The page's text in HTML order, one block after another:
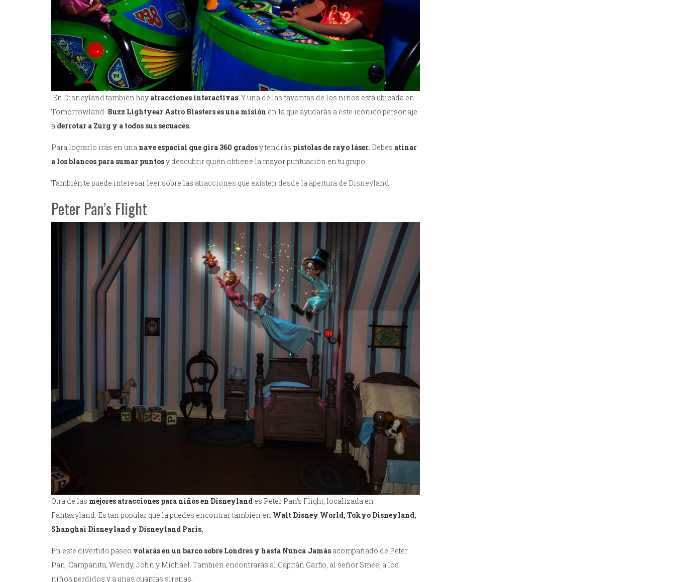
¡En Disneyland también hay atracciones interactivas! Y una de las favoritas de los niños está ubicada en
Tomorrowland. Buzz Lightyear Astro Blasters es una misión en la que ayudarás a este icónico personaje
a derrotar a Zurg y a todos sus secuaces.
Para lograrlo irás en una nave espacial que gira 360 gradosy tendrás pistolas de rayo láser. Debes atinar
a los blancos para sumar puntosy descubrir quién obtiene la mayor puntuación en tu grupo.
También te puede interesar leer sobre las atracciones que existen desde la apertura de Disneyland
Peter Pan’s Flight
Otra de las mejores atracciones para niños en Disneyland es Peter Pan’s Flight, localizada en
Fantasyland. Es tan popular que la puedes encontrar también en Walt Disney World, Tokyo Disneyland,
Shanghai Disneyland y Disneyland Paris.
En este divertido paseo volarás en un barco sobre Londres y hasta Nunca Jamás acompañado de Peter
Pan, Campanita, Wendy, John y Michael. También encontrarás al Capitán Garfio, al señor Smee, a los
niños perdidos y a unas cuantas sirenas.